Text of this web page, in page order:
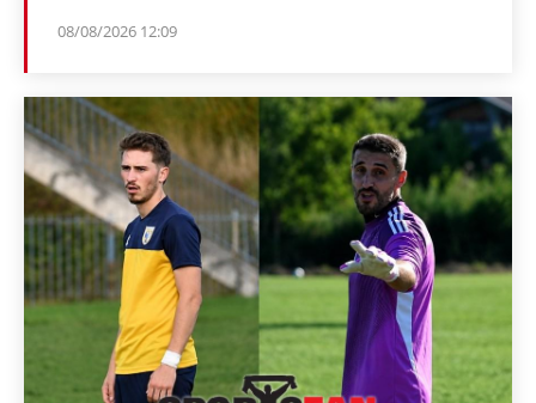
08/08/2026 12:09